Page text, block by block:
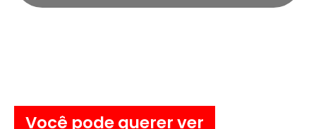
Você pode querer ver